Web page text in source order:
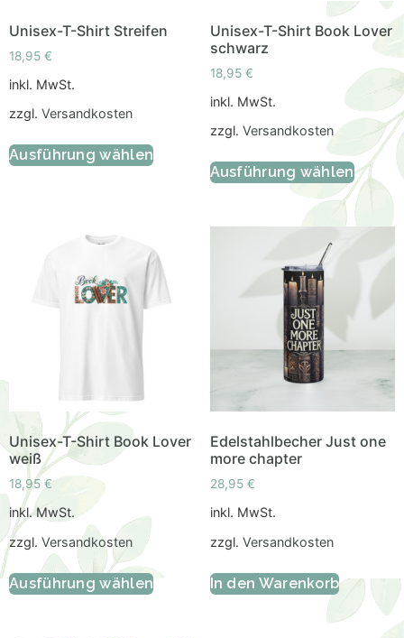
Unisex-T-Shirt Streifen
18,95 €
inkl. MwSt.
zzgl. Versandkosten
Ausführung wählen
Unisex-T-Shirt Book Lover
schwarz
18,95 €
inkl. MwSt.
zzgl. Versandkosten
Ausführung wählen
Unisex-T-Shirt Book Lover
weiß
18,95 €
inkl. MwSt.
zzgl. Versandkosten
Ausführung wählen
Edelstahlbecher Just one
more chapter
28,95 €
inkl. MwSt.
zzgl. Versandkosten
In den Warenkorb